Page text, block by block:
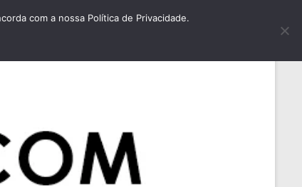
com a nossa Política de Privacidade.